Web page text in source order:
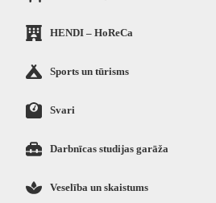
HENDI – HoReCa
Sports un tūrisms
Svari
Darbnīcas studijas garāža
Veselība un skaistums